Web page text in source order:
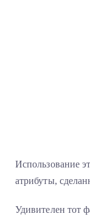
Использование
атрибуты,
Удивителен тот